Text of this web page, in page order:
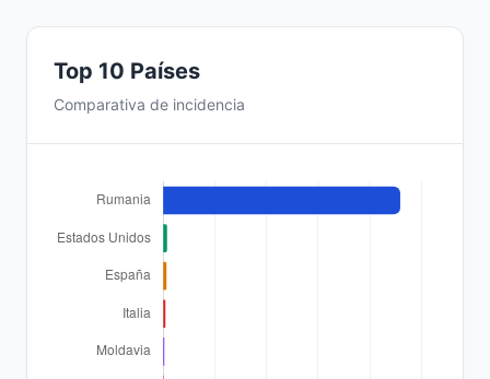
Top 10 Países
Comparativa de incidencia